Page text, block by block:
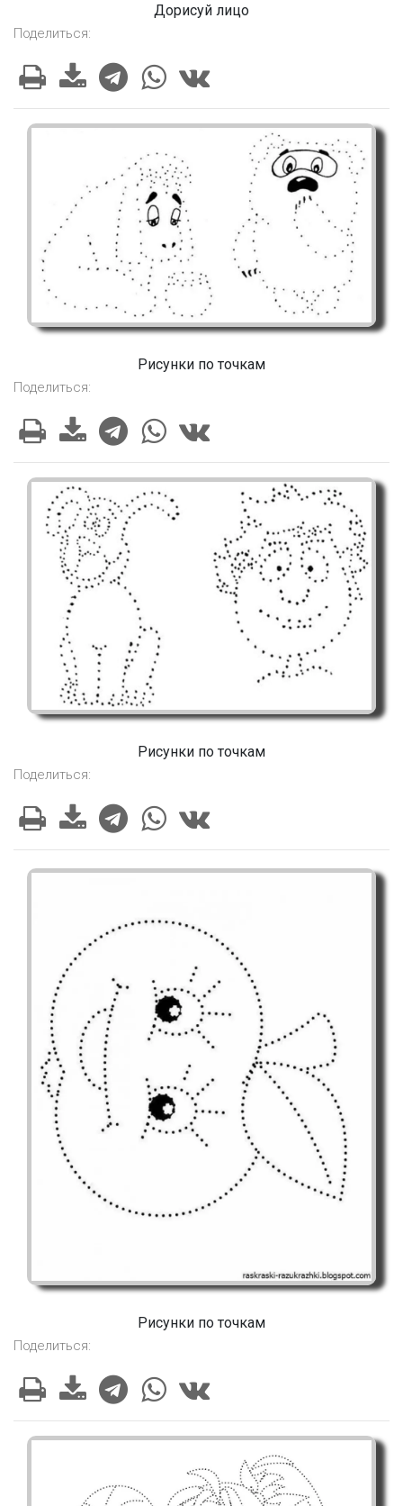
Дорисуй лицо
Поделиться:
Рисунки по точкам
Поделиться:
Рисунки по точкам
Поделиться:
Рисунки по точкам
Поделиться: